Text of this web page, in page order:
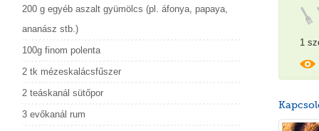
200 g egyéb aszalt gyümölcs (pl. áfonya, papaya,
ananász stb.)
100g finom polenta
2 tk mézeskalácsfűszer
2 teáskanál sütőpor
3 evőkanál rum
1